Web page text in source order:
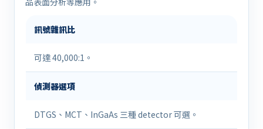
訊號雜訊比
可達 40,000:1。
偵測器選項
DTGS、MCT、InGaAs 三種 detector 可選。